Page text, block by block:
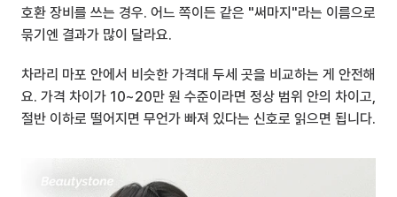
호환 장비를 쓰는 경우. 어느 쪽이든 같은 "써마지"라는 이름으로
묶기엔 결과가 많이 달라요.
차라리 마포 안에서 비슷한 가격대 두세 곳을 비교하는 게 안전해
요. 가격 차이가 10~20만 원 수준이라면 정상 범위 안의 차이고,
절반 이하로 떨어지면 무언가 빠져 있다는 신호로 읽으면 됩니다.